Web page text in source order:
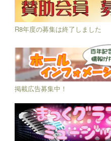
R8年度の募集は終了しました
掲載広告募集中！